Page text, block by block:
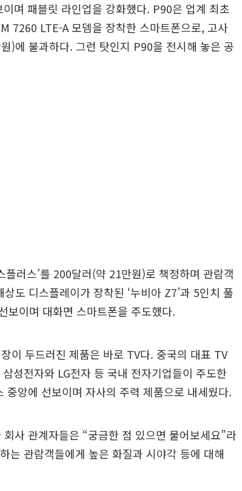
이며 패블릿 라인업을 강화했다. P90은 업계 최초
7260 LTE-A 모뎀을 장착한 스마트폰으로, 고사
)에 불과하다. 그런 탓인지 P90을 전시해 놓은 공
러스’를 200달러(약 21만원)로 책정하며 관람객
도 디스플레이가 장착된 ‘누비아 Z7’과 5인치 풀
보이며 대화면 스마트폰을 주도했다.
이 두드러진 제품은 바로 TV다. 중국의 대표 TV
성전자와 LG전자 등 국내 전자기업들이 주도한
앙에 선보이며 자사의 주력 제품으로 내세웠다.
사 관계자들은 “궁금한 점 있으면 물어보세요”라
는 관람객들에게 높은 화질과 시야각 등에 대해